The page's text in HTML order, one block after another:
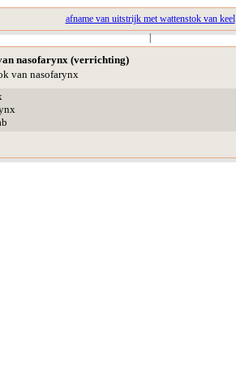
afname van uitstrijk met wattenstok van keel
|
nasofarynx (verrichting)
van nasofarynx